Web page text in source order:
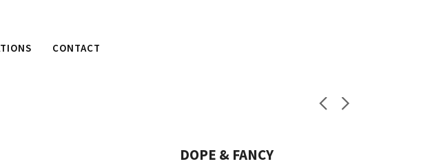
CONTACT
DOPE & FANCY